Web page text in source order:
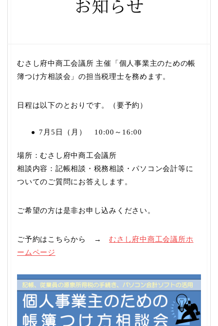
むさし府中商工会議所 主催「個人事業主のための帳
簿つけ方相談会」の担当税理士を務めます。
日程は以下のとおりです。（要予約）
7月5日（月） 10:00～16:00
場所：むさし府中商工会議所
相談内容：記帳相談・税務相談・パソコン会計等に
ついてのご質問にお答えします。
ご希望の方は是非お申し込みください。
ご予約はこちらから →むさし府中商工会議所ホ
ームページ